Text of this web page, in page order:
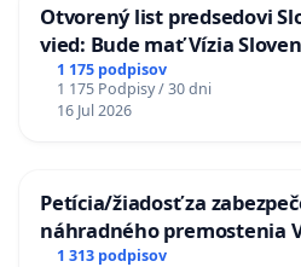
Otvorený list predsedovi
vied: Bude mať Vízia
chrbticu?
1 175 podpisov
1 175 Podpisy / 30 dni
16 Jul 2026
Petícia/žiadosť za
náhradného premostenia
uzávery Vážskeho mosta v
1 313 podpisov